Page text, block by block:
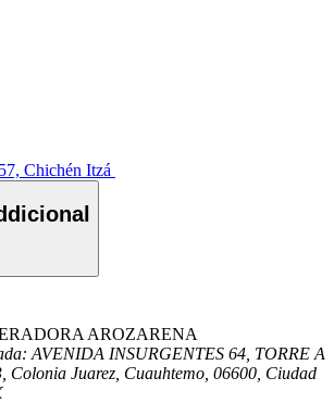
Chichén Itzá
AROZARENA
AVENIDA INSURGENTES 64, TORRE A
Colonia Juarez, Cuauhtemo, 06600, Ciudad